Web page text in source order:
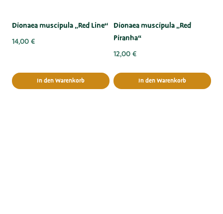
Dionaea muscipula „Red Line“
14,00 €
In den Warenkorb
Dionaea muscipula „Red
Piranha“
12,00 €
In den Warenkorb